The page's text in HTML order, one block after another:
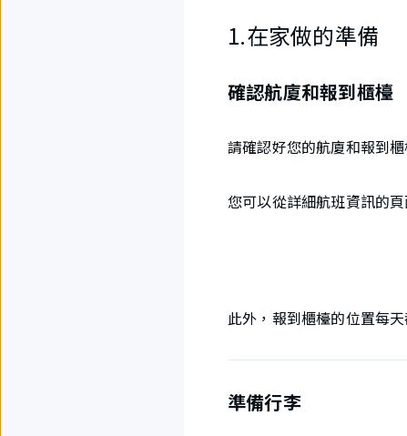
1.在家做的準備
確認航廈和報到櫃檯
請確認好您的航廈和報到
您可以從詳細航班資訊的
此外，報到櫃檯的位置每
準備行李